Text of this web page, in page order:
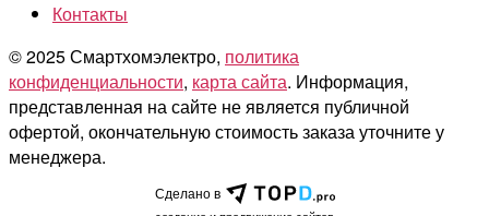
Контакты
© 2025 Смартхомэлектро, политика
конфиденциальности, карта сайта. Информация,
представленная на сайте не является публичной
офертой, окончательную стоимость заказа уточните у
менеджера.
Сделано в